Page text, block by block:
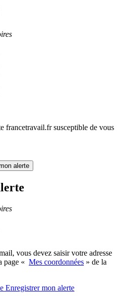
francetravail.fr susceptible de vous
alerte
vous devez saisir votre adresse
page « Mes coordonnées » de la
Enregistrermon alerte